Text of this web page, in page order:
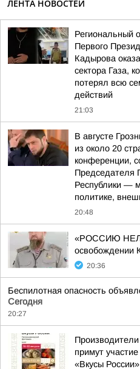
ЛЕНТА НОВОСТЕЙ
Региональный
Первого
Кадырова
сектора Газа,
потерял всю
действий
21:03
В августе
из около 20
конференции,
Председателя
Республики —
политике,
20:48
«РОССИЮ
освобождении
20:36
Беспилотная опасность
Сегодня
20:27
примут
«Вкусы России»